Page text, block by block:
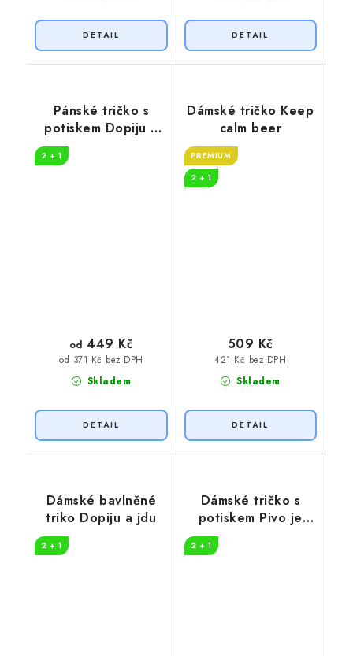
Pánské tričko s
potiskem Dopiju a
2 + 1
Skladem
od 371 Kč bez DPH
od 449 Kč
Dámské tričko Keep
calm beer
PREMIUM
2 + 1
Skladem
421 Kč bez DPH
509 Kč
Dámské bavlněné
triko Dopiju a jdu
2 + 1
Dámské tričko s
potiskem Pivo je
moje palivo
2 + 1